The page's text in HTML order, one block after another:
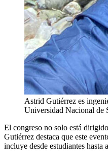
Astrid Gutiérrez es
Universidad Nacional de
El congreso no solo está
Gutiérrez destaca que este
incluye desde estudiantes hasta